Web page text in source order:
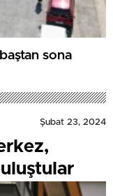
sona
Şubat 23, 2024